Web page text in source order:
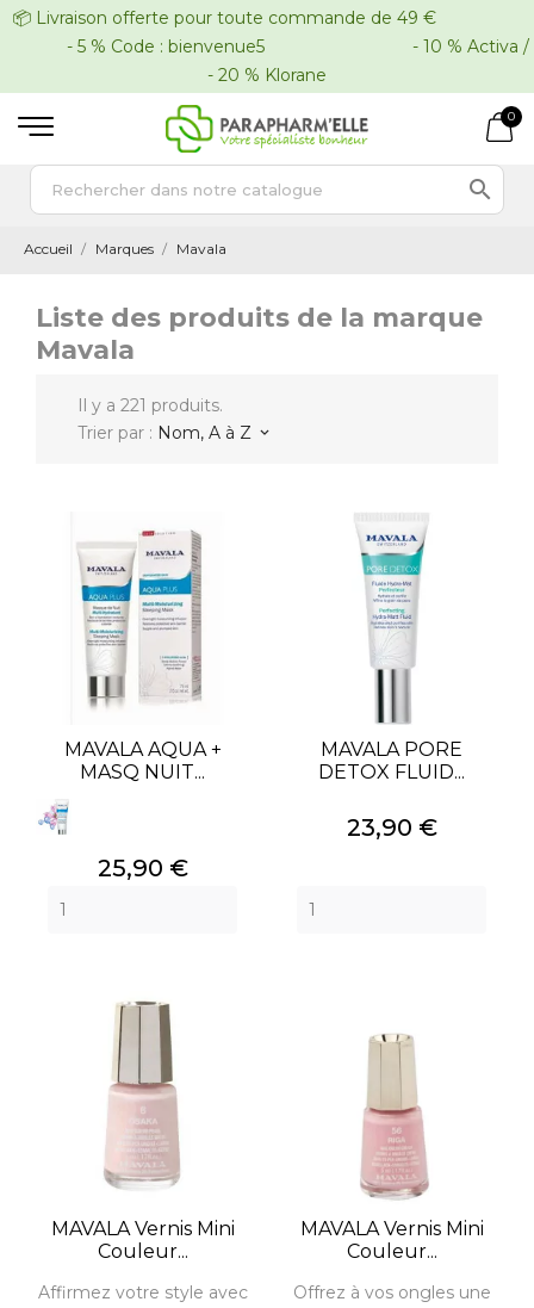
📦 Livraison offerte pour toute commande de 49 €
- 5 % Code : bienvenue5 - 10 % Activa /
- 20 % Klorane
0

Accueil Marques Mavala
Liste des produits de la marque
Mavala
Il y a 221 produits.
Trier par : Nom, A à Z keyboard_arrow_down
MAVALA AQUA +
MASQ NUIT...
Prix
25,90 €
MAVALA PORE
DETOX FLUID...
Prix
23,90 €
MAVALA Vernis Mini
Couleur...
Affirmez votre style avec
MAVALA Vernis Mini
Couleur...
Offrez à vos ongles une